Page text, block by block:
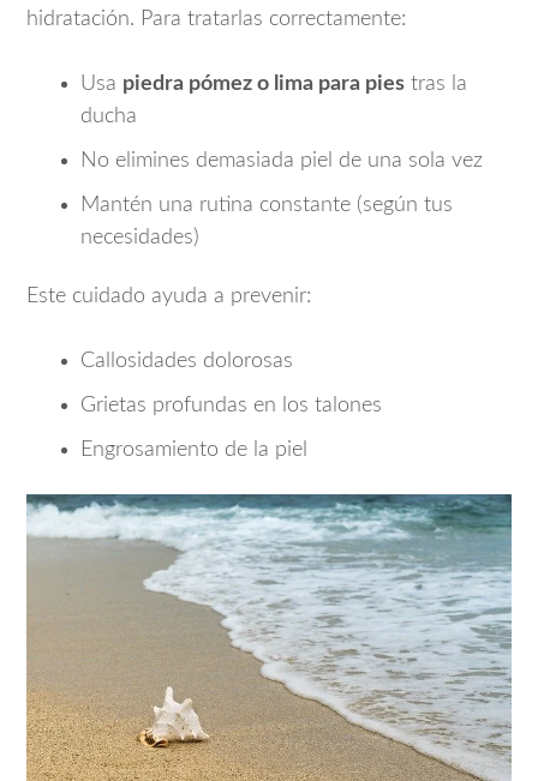
hidratación. Para tratarlas correctamente:
Usa piedra pómez o lima para pies tras la
ducha
No elimines demasiada piel de una sola vez
Mantén una rutina constante (según tus
necesidades)
Este cuidado ayuda a prevenir:
Callosidades dolorosas
Grietas profundas en los talones
Engrosamiento de la piel